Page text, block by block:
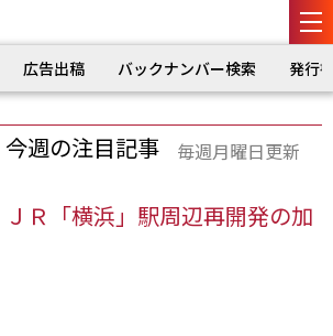
広告出稿 バックナンバー検索 発行
週の注目記事 毎週月曜日更新
Ｒ「横浜」駅周辺再開発の加